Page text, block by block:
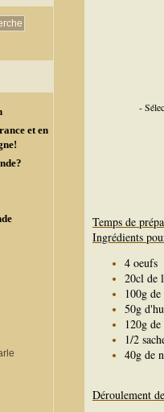
et en
-
Temps de
Ingrédients
4 oeufs
20cl de
100g de
50g
120g
1/2
40g de
Déroulement